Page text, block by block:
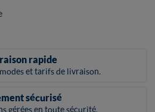
rapide
et tarifs de livraison.
sécurisé
gérées en toute sécurité.